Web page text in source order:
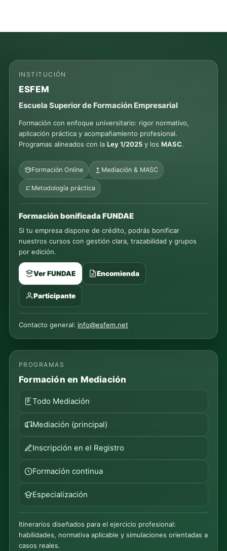
INSTITUCIÓN
ESFEM
Escuela Superior de Formación Empresarial
Formación con enfoque universitario: rigor normativo,
aplicación práctica y acompañamiento profesional.
Programas alineados con la Ley 1/2025 y los MASC.
Formación Online Mediación & MASC
Metodología práctica
Formación bonificada FUNDAE
Si tu empresa dispone de crédito, podrás bonificar
nuestros cursos con gestión clara, trazabilidad y grupos
por edición.
Ver FUNDAE Encomienda
Participante
Contacto general: info@esfem.net
PROGRAMAS
Formación en Mediación
Todo Mediación
Mediación (principal)
Inscripción en el Registro
Formación continua
Especialización
Itinerarios diseñados para el ejercicio profesional:
habilidades, normativa aplicable y simulaciones orientadas a
casos reales.